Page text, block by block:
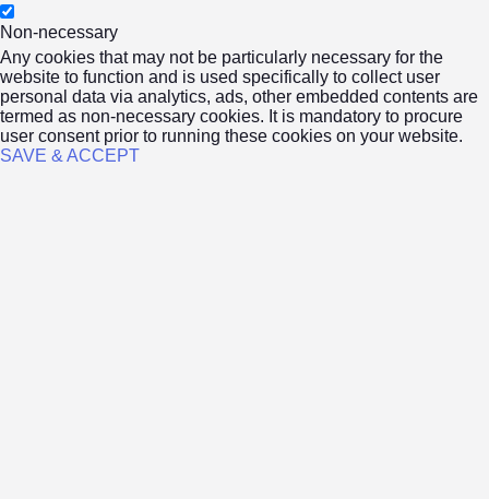
Non-necessary
Any cookies that may not be particularly necessary for the
website to function and is used specifically to collect user
personal data via analytics, ads, other embedded contents are
termed as non-necessary cookies. It is mandatory to procure
user consent prior to running these cookies on your website.
SAVE & ACCEPT